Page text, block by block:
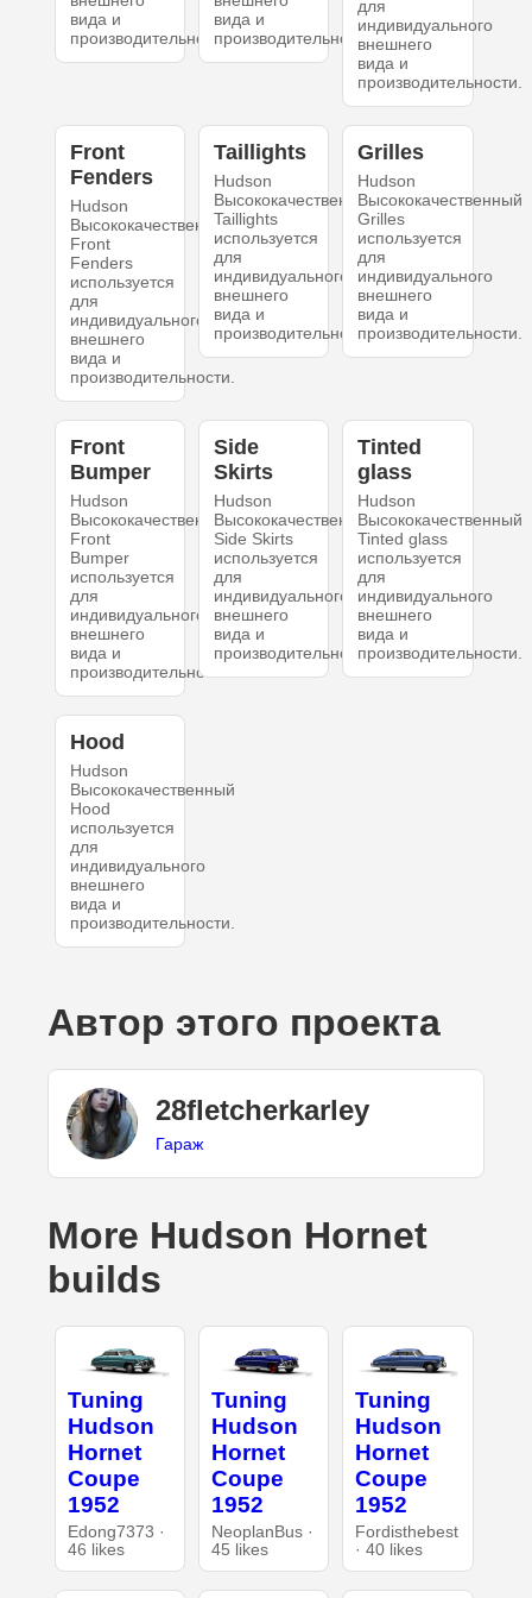
вида и
производительности.
вида и
производительности.
для
индивидуального
внешнего
вида и
производительности.
Front
Fenders
Hudson
Высококачественный
Front
Fenders
используется
для
индивидуального
внешнего
вида и
производительности.
Taillights
Hudson
Высококачественный
Taillights
используется
для
индивидуального
внешнего
вида и
производительности.
Grilles
Hudson
Высококачественный
Grilles
используется
для
индивидуального
внешнего
вида и
производительности.
Front
Bumper
Hudson
Высококачественный
Front
Bumper
используется
для
индивидуального
внешнего
вида и
производительности.
Side
Skirts
Hudson
Высококачественный
Side Skirts
используется
для
индивидуального
внешнего
вида и
производительности.
Tinted
glass
Hudson
Высококачественный
Tinted glass
используется
для
индивидуального
внешнего
вида и
производительности.
Hood
Hudson
Высококачественный
Hood
используется
для
индивидуального
внешнего
вида и
производительности.
Автор этого проекта
28fletcherkarley
Гараж
More Hudson Hornet
builds
Tuning
Hudson
Hornet
Coupe
1952
Edong7373 ·
46 likes
Tuning
Hudson
Hornet
Coupe
1952
NeoplanBus ·
45 likes
Tuning
Hudson
Hornet
Coupe
1952
Fordisthebest
· 40 likes